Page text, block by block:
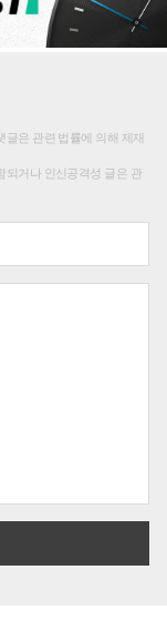
글은 관련 법률에 의해 제재
되거나 인신공격성 글은 관